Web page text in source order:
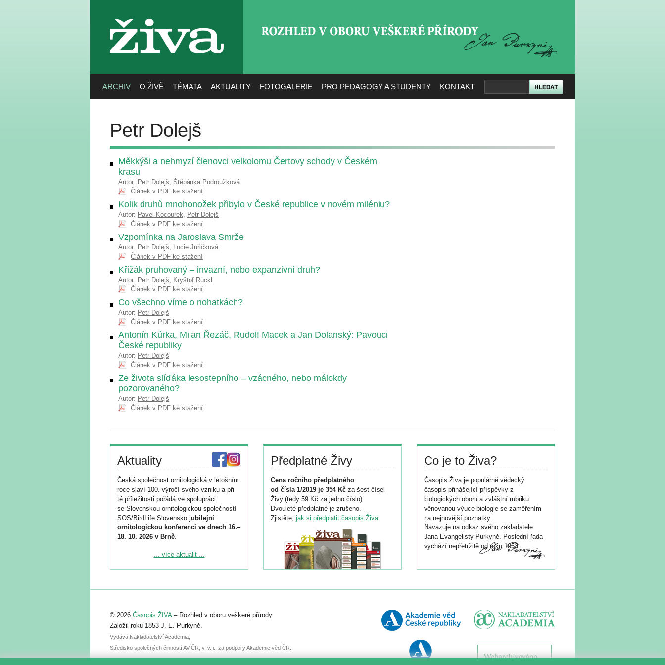
živa
ARCHIV O ŽIVĚ TÉMATA AKTUALITY FOTOGALERIE PRO PEDAGOGY A STUDENTY KONTAKT
Petr Dolejš
Měkkýši a nehmyzí členovci velkolomu Čertovy schody v Českém
krasu
Autor: Petr Dolejš, Štěpánka Podroužková
Článek v PDF ke stažení
Kolik druhů mnohonožek přibylo v České republice v novém miléniu?
Autor: Pavel Kocourek, Petr Dolejš
Článek v PDF ke stažení
Vzpomínka na Jaroslava Smrže
Autor: Petr Dolejš, Lucie Juřičková
Článek v PDF ke stažení
Křižák pruhovaný – invazní, nebo expanzivní druh?
Autor: Petr Dolejš, Kryštof Rückl
Článek v PDF ke stažení
Co všechno víme o nohatkách?
Autor: Petr Dolejš
Článek v PDF ke stažení
Antonín Kůrka, Milan Řezáč, Rudolf Macek a Jan Dolanský: Pavouci
České republiky
Autor: Petr Dolejš
Článek v PDF ke stažení
Ze života slíďáka lesostepního – vzácného, nebo málokdy
pozorovaného?
Autor: Petr Dolejš
Článek v PDF ke stažení
Aktuality
Česká společnost ornitologická v letošním
roce slaví 100. výročí svého vzniku a při
té příležitosti pořádá ve spolupráci
se Slovenskou ornitologickou společností
SOS/BirdLife Slovensko jubilejní
ornitologickou konferenci ve dnech 16.–
18. 10. 2026 v Brně.
Podrobnější informace ke konferenci
Registrovat se můžete do 6. září.
abstraktu přihlášené přednášky nebo
posteru je už 30. června.
... více aktualit ...
Předplatné Živy
Cena ročního předplatného
od čísla 1/2019 je 354 Kč za šest čísel
Živy (tedy 59 Kč za jedno číslo).
Dvouleté předplatné je zrušeno.
Zjistěte, jak si předplatit časopis Živa.
Co je to Živa?
Časopis Živa je populárně vědecký
časopis přinášející příspěvky z
biologických oborů a zvláštní rubriku
věnovanou výuce biologie se zaměřením
na nejnovější poznatky.
Navazuje na odkaz svého zakladatele
Jana Evangelisty Purkyně. Poslední řada
vychází nepřetržitě od roku 1953.
© 2026 Časopis ŽIVA– Rozhled v oboru veškeré přírody.
Založil roku 1853 J. E. Purkyně.
Vydává Nakladatelství Academia,
Středisko společných činností AV ČR, v. v. i., za podpory Akademie věd ČR.